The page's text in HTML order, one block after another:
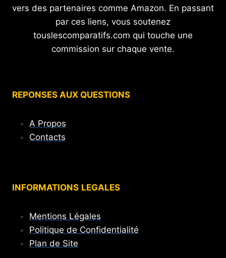
vers des partenaires comme Amazon. En passant
par ces liens, vous soutenez
touslescomparatifs.com qui touche une
commission sur chaque vente.
REPONSES AUX QUESTIONS
A Propos
Contacts
INFORMATIONS LEGALES
Mentions Légales
Politique de Confidentialité
Plan de Site